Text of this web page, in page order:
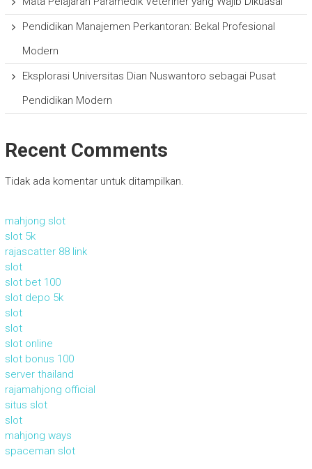
Pendidikan Manajemen Perkantoran: Bekal Profesional
Modern
Eksplorasi Universitas Dian Nuswantoro sebagai Pusat
Pendidikan Modern
Recent Comments
Tidak ada komentar untuk ditampilkan.
mahjong slot
slot 5k
rajascatter 88 link
slot
slot bet 100
slot depo 5k
slot
slot
slot online
slot bonus 100
server thailand
rajamahjong official
situs slot
slot
mahjong ways
spaceman slot